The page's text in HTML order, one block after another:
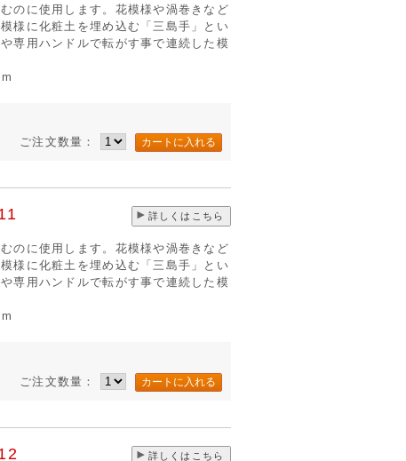
のに使用します。花模様や渦巻きなど
様に化粧土を埋め込む「三島手」とい
専用ハンドルで転がす事で連続した模
ご注文数量：
詳しくはこちら
のに使用します。花模様や渦巻きなど
様に化粧土を埋め込む「三島手」とい
専用ハンドルで転がす事で連続した模
ご注文数量：
詳しくはこちら